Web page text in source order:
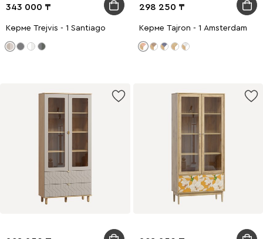
343 000
Көрме Trejvis - 1 Santiago
298 250
Көрме Tajron - 1 Amsterdam